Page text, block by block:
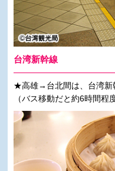
台湾新幹線
★高雄→台北間は、台湾新
（バス移動だと約6時間程